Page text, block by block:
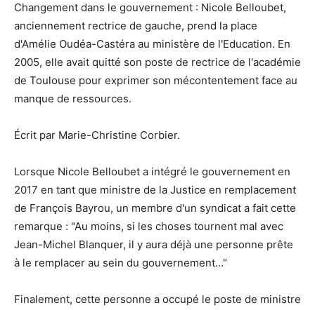
Changement dans le gouvernement : Nicole Belloubet,
anciennement rectrice de gauche, prend la place
d'Amélie Oudéa-Castéra au ministère de l'Education. En
2005, elle avait quitté son poste de rectrice de l'académie
de Toulouse pour exprimer son mécontentement face au
manque de ressources.
Écrit par Marie-Christine Corbier.
Lorsque Nicole Belloubet a intégré le gouvernement en
2017 en tant que ministre de la Justice en remplacement
de François Bayrou, un membre d'un syndicat a fait cette
remarque : "Au moins, si les choses tournent mal avec
Jean-Michel Blanquer, il y aura déjà une personne prête
à le remplacer au sein du gouvernement…"
Finalement, cette personne a occupé le poste de ministre